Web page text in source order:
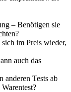
– Benötigen sie
im Preis wieder,
auch das
anderen Tests ab